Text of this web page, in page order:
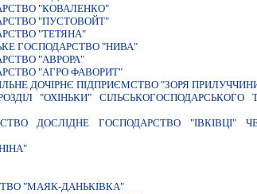
"КОВАЛЕНКО"
"ПУСТОВОЙТ"
"ТЕТЯНА"
ГОСПОДАРСТВО "НИВА"
"АВРОРА"
"АГРО ФАВОРИТ"
ДОЧІРНЄ ПІДПРИЄМСТВО "ЗОРЯ
"ОХІНЬКИ"
ДОСЛIДНЕ ГОСПОДАРСТВО "IВКIВЦI"
"МАЯК-ДАНЬКІВКА"